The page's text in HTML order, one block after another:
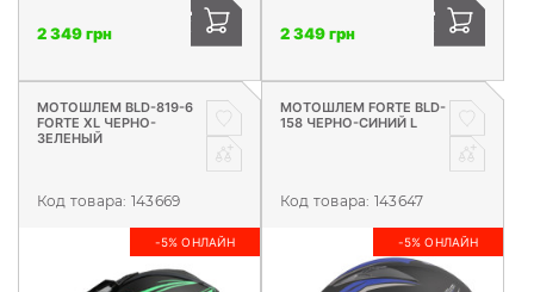
2 349 грн 2 349 грн
МОТОШЛЕМ BLD-819-6
FORTE XL ЧЕРНО-
ЗЕЛЕНЫЙ
Код товара: 143669
-5% ОНЛАЙН
МОТОШЛЕМ FORTE BLD-
158 ЧЕРНО-СИНИЙ L
Код товара: 143647
-5% ОНЛАЙН